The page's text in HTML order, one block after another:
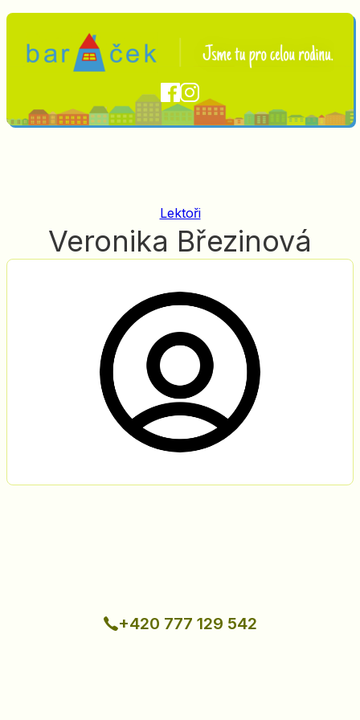
Lektoři
Veronika Březinová
+420 777 129 542